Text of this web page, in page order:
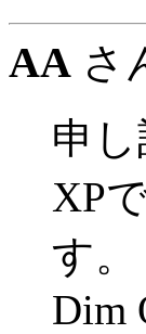
AA さ
申
XP
す。
Dim